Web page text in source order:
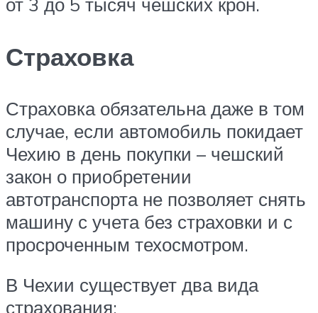
от 3 до 5 тысяч чешских крон.
Страховка
Страховка обязательна даже в том
случае, если автомобиль покидает
Чехию в день покупки – чешский
закон о приобретении
автотранспорта не позволяет снять
машину с учета без страховки и с
просроченным техосмотром.
В Чехии существует два вида
страхования: